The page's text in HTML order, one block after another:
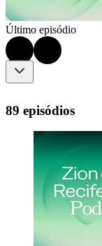
Último episódio
89 episódios